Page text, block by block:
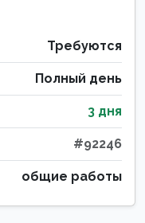
Требуются
Полный день
3 дня
#92246
общие работы